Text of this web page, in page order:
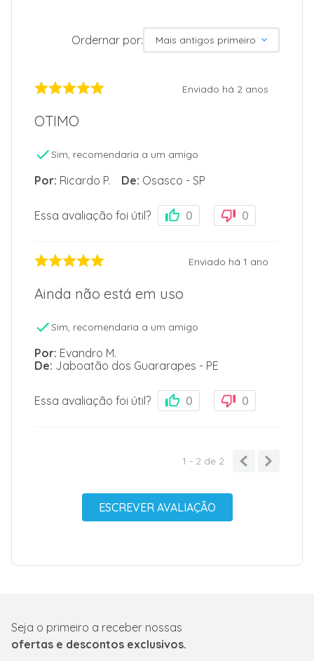
Ordernar por: Mais antigos primeiro
Enviado há 2 anos
OTIMO
Sim, recomendaria a um amigo
Por: Ricardo P. De: Osasco - SP
Essa avaliação foi útil? 0 0
Enviado há 1 ano
Ainda não está em uso
Sim, recomendaria a um amigo
Por: Evandro M.
De: Jaboatão dos Guararapes - PE
Essa avaliação foi útil? 0 0
1 - 2 de 2
ESCREVER AVALIAÇÃO
Seja o primeiro a receber nossas
ofertas e descontos exclusivos.